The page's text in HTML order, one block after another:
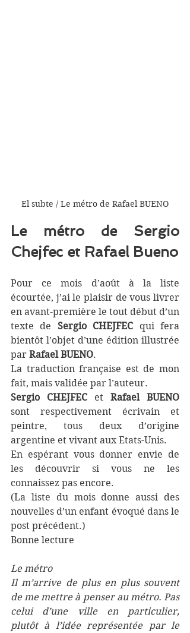
El subte / Le métro de Rafael BUENO
Le métro de Sergio
Chejfec et Rafael Bueno
Pour ce mois d’août à la liste
écourtée, j’ai le plaisir de vous livrer
en avant-première le tout début d’un
texte de Sergio CHEJFEC qui fera
bientôt l’objet d’une édition illustrée
par Rafael BUENO.
La traduction française est de mon
fait, mais validée par l’auteur.
Sergio CHEJFEC et Rafael BUENO
sont respectivement écrivain et
peintre, tous deux d’origine
argentine et vivant aux Etats-Unis.
En espérant vous donner envie de
les découvrir si vous ne les
connaissez pas encore.
(La liste du mois donne aussi des
nouvelles d’un enfant évoqué dans le
post précédent.)
Bonne lecture
Le métro
Il m’arrive de plus en plus souvent
de me mettre à penser au métro. Pas
celui d’une ville en particulier,
plutôt à l’idée représentée par le